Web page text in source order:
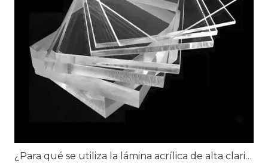
¿Para qué se utiliza la lámina acrílica de alta claridad?